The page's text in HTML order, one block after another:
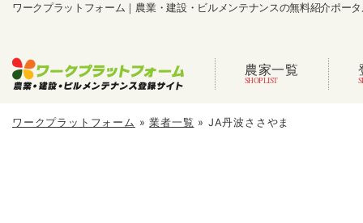
ワークプラットフォーム｜農業・建設・ビルメンテナンスの無料紹介ポー
農家一覧
ワークプラットフォーム »業者一覧 » JA丹波ささやま